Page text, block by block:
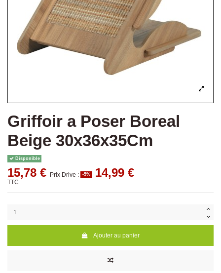
Griffoir a Poser Boreal
Beige 30x36x35Cm
Disponible
15,78 € Prix Drive : -5% 14,99 €
TTC
Ajouter au panier